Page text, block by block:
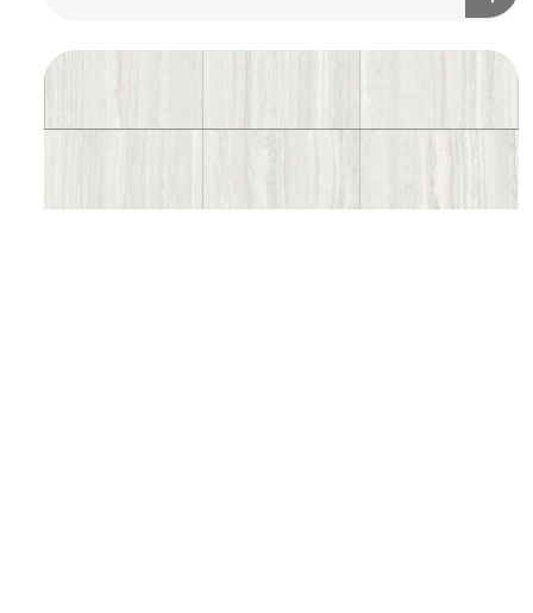
©2025 Top ceramics llc, All Rights Reserved.